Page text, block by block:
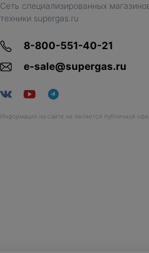
Сеть специализированных
техники supergas.ru
8-800-551-40-21
e-sale@supergas.ru
Информация на сайте не является публичной